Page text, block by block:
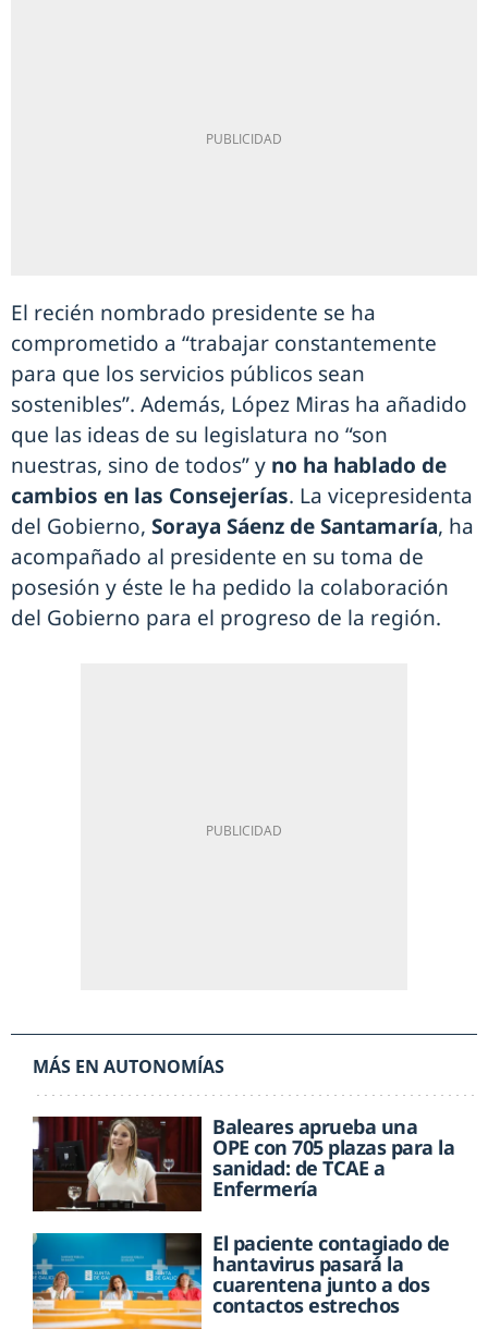
El recién nombrado presidente se ha
comprometido a “trabajar constantemente
para que los servicios públicos sean
sostenibles”. Además, López Miras ha añadido
que las ideas de su legislatura no “son
nuestras, sino de todos” y no ha hablado de
cambios en las Consejerías. La vicepresidenta
del Gobierno, Soraya Sáenz de Santamaría, ha
acompañado al presidente en su toma de
posesión y éste le ha pedido la colaboración
del Gobierno para el progreso de la región.
MÁS EN AUTONOMÍAS
Baleares aprueba una
OPE con 705 plazas para la
sanidad: de TCAE a
Enfermería
El paciente contagiado de
hantavirus pasará la
cuarentena junto a dos
contactos estrechos